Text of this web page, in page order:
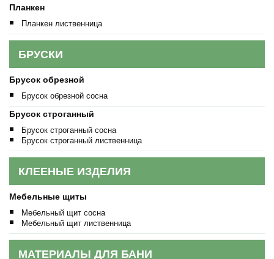
Планкен
Планкен лиственница
БРУСКИ
Брусок обрезной
Брусок обрезной сосна
Брусок строганный
Брусок строганный сосна
Брусок строганный лиственница
КЛЕЕНЫЕ ИЗДЕЛИЯ
Мебельные щиты
Мебельный щит сосна
Мебельный щит лиственница
МАТЕРИАЛЫ ДЛЯ БАНИ